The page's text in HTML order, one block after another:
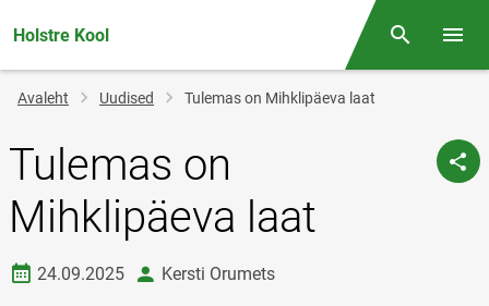
Holstre Kool Otsing
Jälglink
Avaleht Uudised Tulemas on Mihklipäeva laat
Tulemas on
Mihklipäeva laat
Loomise kuupäev
24.09.2025 autorKersti Orumets